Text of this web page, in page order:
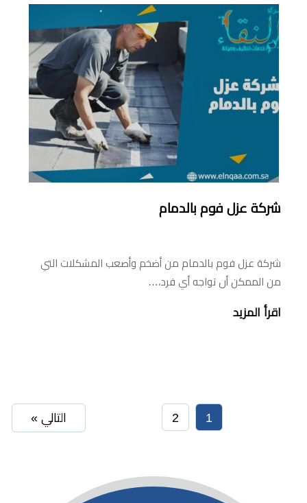
شركة عزل فوم بالدمام
شركة عزل فوم بالدمام من أضخم وأصعب المشكلات التي
من الممكن أن تواجه أي فرد،…
اقرأ المزيد
1
2 التالي »